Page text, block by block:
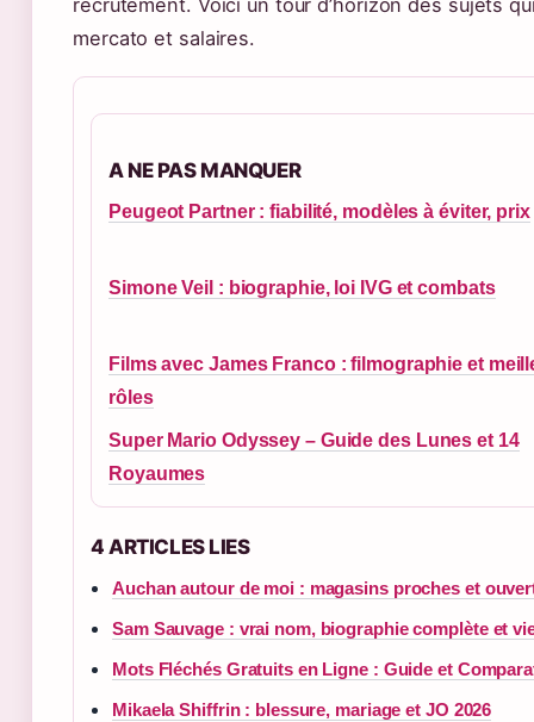
recrutement. Voici un tour d’horizon des sujets
mercato et salaires.
A NE PAS MANQUER
Peugeot Partner : fiabilité, modèles à éviter, prix
Simone Veil : biographie, loi IVG et combats
Films avec James Franco : filmographie et
rôles
Super Mario Odyssey – Guide des Lunes et 14
Royaumes
4 ARTICLES LIES
Auchan autour de moi : magasins proches et
Sam Sauvage : vrai nom, biographie complète et
Mots Fléchés Gratuits en Ligne : Guide et
Mikaela Shiffrin : blessure, mariage et JO 2026